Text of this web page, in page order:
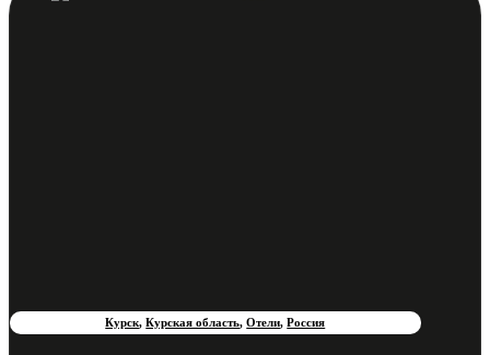
Курск,Курская область,Отели,Россия